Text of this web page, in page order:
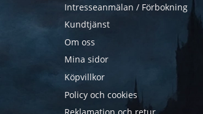
Intresseanmälan / Förbokning
Kundtjänst
Om oss
Mina sidor
Köpvillkor
Policy och cookies